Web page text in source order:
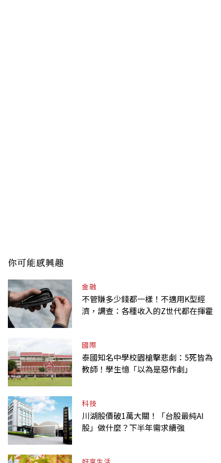
你可能感興趣
金融
不管賺多少錢都一樣！不適用K型經
濟，調查：各種收入的Z世代都在揮霍
國際
泰國知名中學校園槍擊悲劇：5死皆為
教師！學生憶「以為是惡作劇」
科技
川湖股價破1萬大關！「台股最純AI
股」做什麼？下半年需求續強